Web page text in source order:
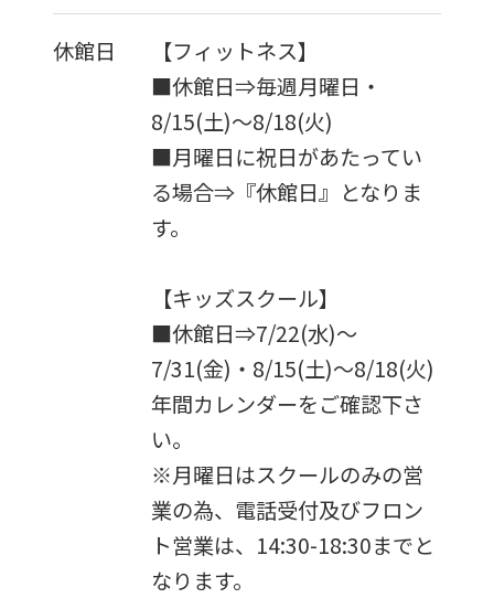
休館日
【フィットネス】
■休館日⇒毎週月曜日・
8/15(土)～8/18(火)
■月曜日に祝日があたってい
る場合⇒『休館日』となりま
す。
【キッズスクール】
■休館日⇒7/22(水)～
7/31(金)・8/15(土)～8/18(火)
年間カレンダーをご確認下さ
い。
※月曜日はスクールのみの営
業の為、電話受付及びフロン
ト営業は、14:30-18:30までと
なります。
the
original
content.
We
ask
that
understand
this
before
using
service.
Automatic